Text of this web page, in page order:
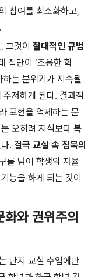
참여를 최소화하고,
그것이 절대적인 규범
집단이 ‘조용한 학
는 분위기가 지속될
저하게 된다. 결과적
표현을 억제하는 문
오히려 지식보다 복
. 결국 교실 속 침묵의
를 넘어 학생의 자율
능을 하게 되는 것이
와 권위주의
단지 교실 수업에만